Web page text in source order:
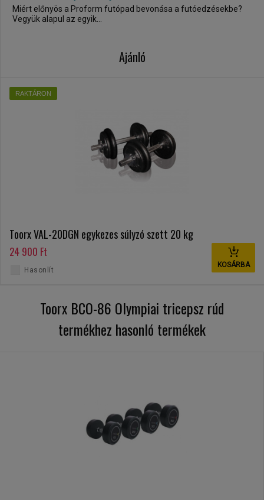
Miért előnyös a Proform futópad bevonása a futóedzésekbe?
Vegyük alapul az egyik...
Ajánló
RAKTÁRON
Toorx VAL-20DGN egykezes súlyzó szett 20 kg
24 900 Ft
KOSÁRBA
Hasonlít
Toorx BCO-86 Olympiai tricepsz rúd
termékhez hasonló termékek